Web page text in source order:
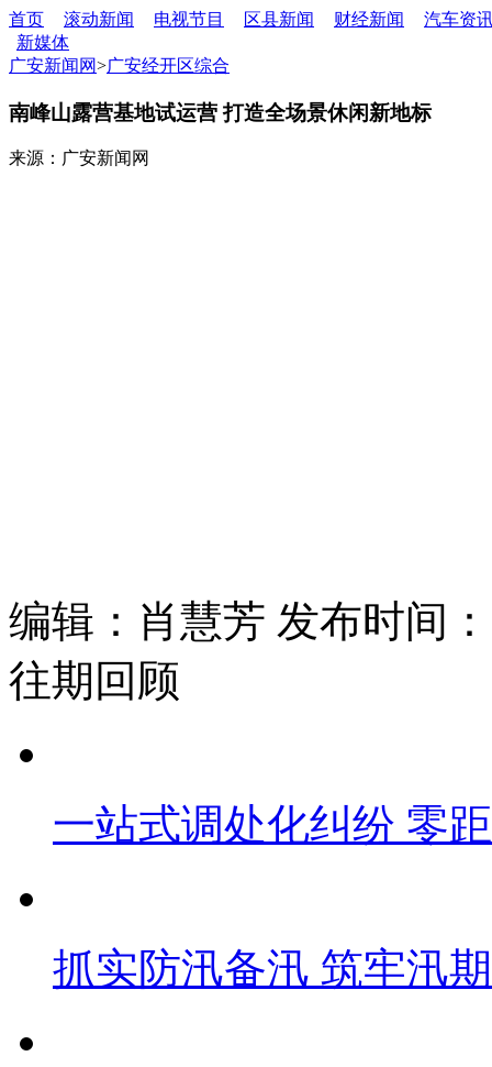
首页 滚动新闻 电视节目 区县新闻 财经新闻
汽车资
新媒体
广安新闻网>广安经开区综合
南峰山露营基地试运营 打造全场景休闲新地标
来源：广安新闻网
编辑：肖慧芳 发布时间
往期回顾
一站式调处化纠纷 零
抓实防汛备汛 筑牢汛